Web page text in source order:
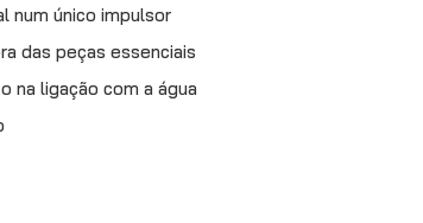
num único impulsor
das peças essenciais
na ligação com a água